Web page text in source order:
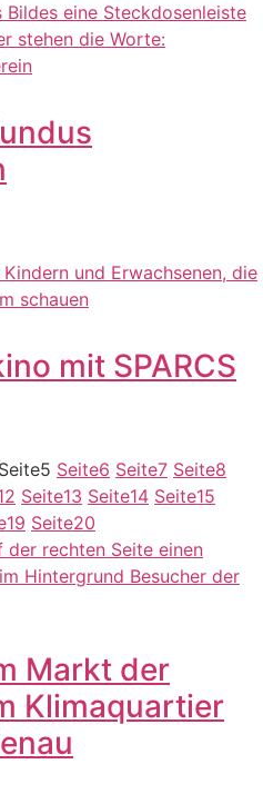
mit SPARCS
Seite5 Seite6 Seite7 Seite8
Seite13 Seite14 Seite15
19 Seite20
Markt der
Klimaquartier